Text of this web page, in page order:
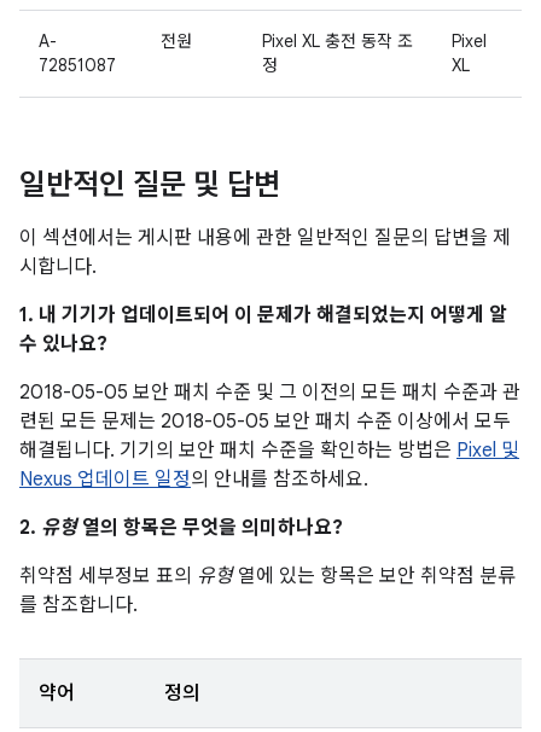
A-
72851087
전원
Pixel XL 충전 동작 조
정
Pixel
XL
일반적인 질문 및 답변
이 섹션에서는 게시판 내용에 관한 일반적인 질문의 답변을 제
시합니다.
1. 내 기기가 업데이트되어 이 문제가 해결되었는지 어떻게 알
수 있나요?
2018-05-05 보안 패치 수준 및 그 이전의 모든 패치 수준과 관
련된 모든 문제는 2018-05-05 보안 패치 수준 이상에서 모두
해결됩니다. 기기의 보안 패치 수준을 확인하는 방법은 Pixel 및
Nexus 업데이트 일정의 안내를 참조하세요.
2. 유형열의 항목은 무엇을 의미하나요?
취약점 세부정보 표의 유형열에 있는 항목은 보안 취약점 분류
를 참조합니다.
약어 정의